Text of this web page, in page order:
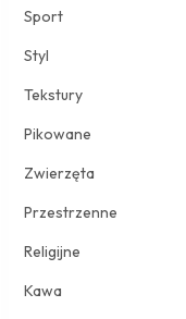
Sport
Styl
Tekstury
Pikowane
Zwierzęta
Przestrzenne
Religijne
Kawa